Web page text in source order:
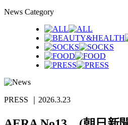
News Category
PRESS ｜2026.3.23